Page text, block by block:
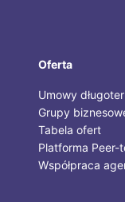
Oferta
Umowy
Grupy
Tabela ofert
Platforma Peer-
Współpraca